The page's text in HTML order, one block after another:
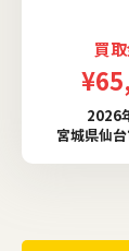
買
2026
宮城県仙